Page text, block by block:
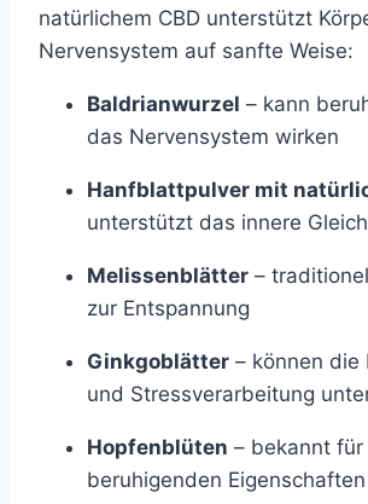
natürlichem CBD unterstützt
Nervensystem auf sanfte Weise:
Baldrianwurzel – kann
das Nervensystem wirken
Hanfblattpulver mit
unterstützt das innere
Melissenblätter –
zur Entspannung
Ginkgoblätter – können die
und Stressverarbeitung
Hopfenblüten – bekannt für
beruhigenden Eigenschaften